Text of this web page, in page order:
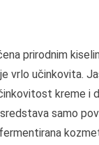
prirodnim
vrlo učinkovita.
kreme i
samo